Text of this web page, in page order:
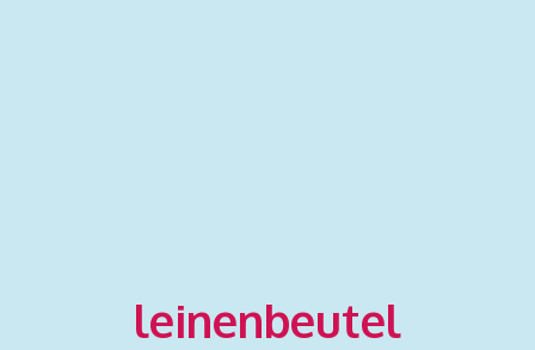
leinenbeutel